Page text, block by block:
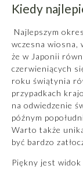
Kiedy
Najlepszym
wczesna wiosna,
że w Japonii
czerwieniących
roku świątynia
przypadkach
na odwiedzenie
późnym
Warto także
być bardzo
Piękny jest widok